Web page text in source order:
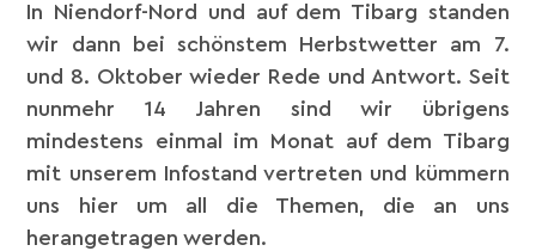
In Niendorf-Nord und auf dem Tibarg standen
wir dann bei schönstem Herbstwetter am 7.
und 8. Oktober wieder Rede und Antwort. Seit
nunmehr 14 Jahren sind wir übrigens
mindestens einmal im Monat auf dem Tibarg
mit unserem Infostand vertreten und kümmern
uns hier um all die Themen, die an uns
herangetragen werden.